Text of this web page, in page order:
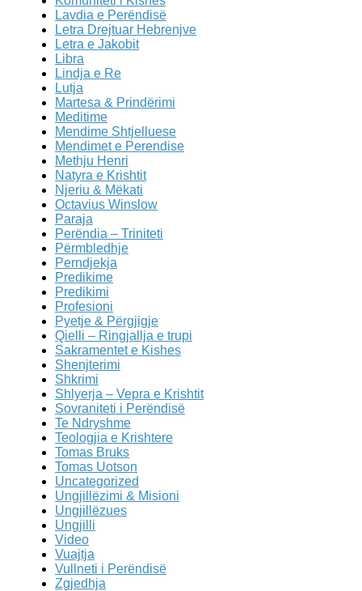
Lavdia e Perëndisë
Letra Drejtuar Hebrenjve
Letra e Jakobit
Libra
Lindja e Re
Lutja
Martesa & Prindërimi
Meditime
Mendime Shtjelluese
Mendimet e Perendise
Methju Henri
Natyra e Krishtit
Njeriu & Mëkati
Octavius Winslow
Paraja
Perëndia – Triniteti
Përmbledhje
Perndjekja
Predikime
Predikimi
Profesioni
Pyetje & Përgjigje
Qielli – Ringjallja e trupi
Sakramentet e Kishes
Shenjterimi
Shkrimi
Shlyerja – Vepra e Krishtit
Sovraniteti i Perëndisë
Te Ndryshme
Teologjia e Krishtere
Tomas Bruks
Tomas Uotson
Uncategorized
Ungjillëzimi & Misioni
Ungjillëzues
Ungjilli
Video
Vuajtja
Vullneti i Perëndisë
Zgjedhja